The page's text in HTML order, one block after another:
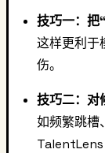
技巧一：把
这样更利于
伤。
技巧二：对
如频繁跳槽
TalentLens